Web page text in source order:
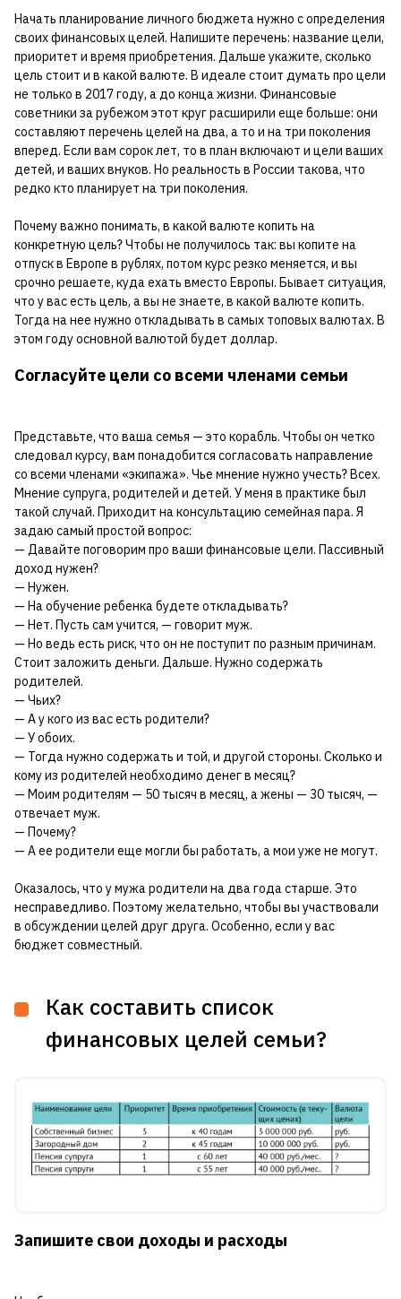
Начать планирование личного бюджета нужно с определения
своих финансовых целей. Напишите перечень: название цели,
приоритет и время приобретения. Дальше укажите, сколько
цель стоит и в какой валюте. В идеале стоит думать про цели
не только в 2017 году, а до конца жизни. Финансовые
советники за рубежом этот круг расширили еще больше: они
составляют перечень целей на два, а то и на три поколения
вперед. Если вам сорок лет, то в план включают и цели ваших
детей, и ваших внуков. Но реальность в России такова, что
редко кто планирует на три поколения.
Почему важно понимать, в какой валюте копить на
конкретную цель? Чтобы не получилось так: вы копите на
отпуск в Европе в рублях, потом курс резко меняется, и вы
срочно решаете, куда ехать вместо Европы. Бывает ситуация,
что у вас есть цель, а вы не знаете, в какой валюте копить.
Тогда на нее нужно откладывать в самых топовых валютах. В
этом году основной валютой будет доллар.
Согласуйте цели со всеми членами семьи
Представьте, что ваша семья — это корабль. Чтобы он четко
следовал курсу, вам понадобится согласовать направление
со всеми членами «экипажа». Чье мнение нужно учесть? Всех.
Мнение супруга, родителей и детей. У меня в практике был
такой случай. Приходит на консультацию семейная пара. Я
задаю самый простой вопрос:
— Давайте поговорим про ваши финансовые цели. Пассивный
доход нужен?
— Нужен.
— На обучение ребенка будете откладывать?
— Нет. Пусть сам учится, — говорит муж.
— Но ведь есть риск, что он не поступит по разным причинам.
Стоит заложить деньги. Дальше. Нужно содержать
родителей.
— Чьих?
— А у кого из вас есть родители?
— У обоих.
— Тогда нужно содержать и той, и другой стороны. Сколько и
кому из родителей необходимо денег в месяц?
— Моим родителям — 50 тысяч в месяц, а жены — 30 тысяч, —
отвечает муж.
— Почему?
— А ее родители еще могли бы работать, а мои уже не могут.
Оказалось, что у мужа родители на два года старше. Это
несправедливо. Поэтому желательно, чтобы вы участвовали
в обсуждении целей друг друга. Особенно, если у вас
бюджет совместный.
Как составить список
финансовых целей семьи?
Запишите свои доходы и расходы